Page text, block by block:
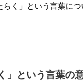
らく」という言葉に
」という言葉の